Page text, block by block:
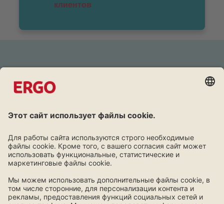
клиентов
Дружба окупается
Познакомься с программой лояльности